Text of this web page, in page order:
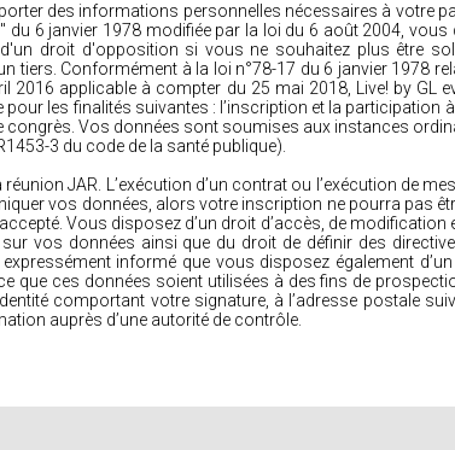
des informations personnelles nécessaires à votre
du 6 janvier 1978 modifiée par la loi du 6 août 2004,
droit d'opposition si vous ne souhaitez plus être
tiers. Conformément à la loi n°78-17 du 6 janvier 1978
2016 applicable à compter du 25 mai 2018, Live! by GL
les finalités suivantes : l’inscription et la participation
congrès. Vos données sont soumises aux instances
3 du code de la santé publique).
JAR. L’exécution d’un contrat ou l’exécution de
vos données, alors votre inscription ne pourra pas
Vous disposez d’un droit d’accès, de
vos données ainsi que du droit de définir des
informé que vous disposez également
que ces données soient utilisées à des fins de
comportant votre signature, à l’adresse postale
auprès d’une autorité de contrôle.